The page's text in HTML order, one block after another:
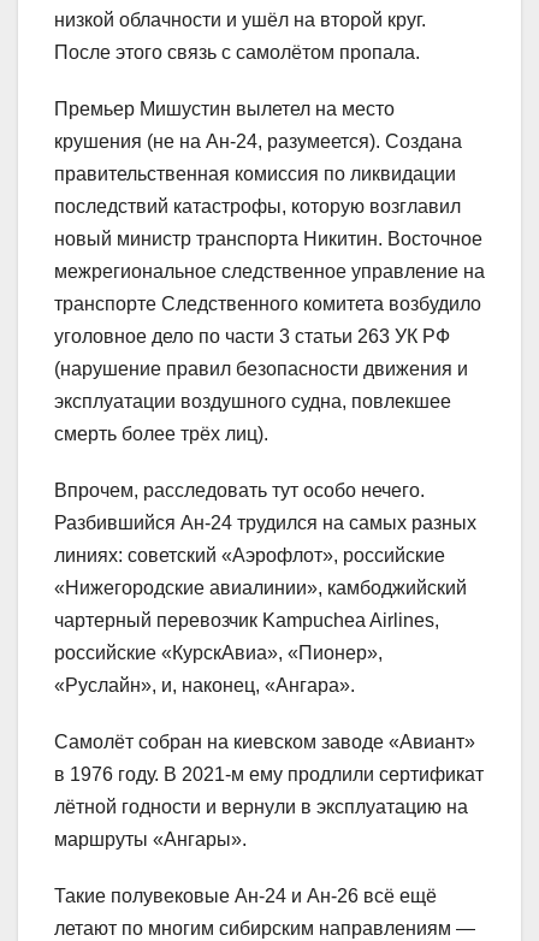
низкой облачности и ушёл на второй круг.
После этого связь с самолётом пропала.
Премьер Мишустин вылетел на место
крушения (не на Ан-24, разумеется). Создана
правительственная комиссия по ликвидации
последствий катастрофы, которую возглавил
новый министр транспорта Никитин. Восточное
межрегиональное следственное управление на
транспорте Следственного комитета возбудило
уголовное дело по части 3 статьи 263 УК РФ
(нарушение правил безопасности движения и
эксплуатации воздушного судна, повлекшее
смерть более трёх лиц).
Впрочем, расследовать тут особо нечего.
Разбившийся Ан-24 трудился на самых разных
линиях: советский «Аэрофлот», российские
«Нижегородские авиалинии», камбоджийский
чартерный перевозчик Kampuchea Airlines,
российские «КурскАвиа», «Пионер»,
«Руслайн», и, наконец, «Ангара».
Самолёт собран на киевском заводе «Авиант»
в 1976 году. В 2021-м ему продлили сертификат
лётной годности и вернули в эксплуатацию на
маршруты «Ангары».
Такие полувековые Ан-24 и Ан-26 всё ещё
летают по многим сибирским направлениям —